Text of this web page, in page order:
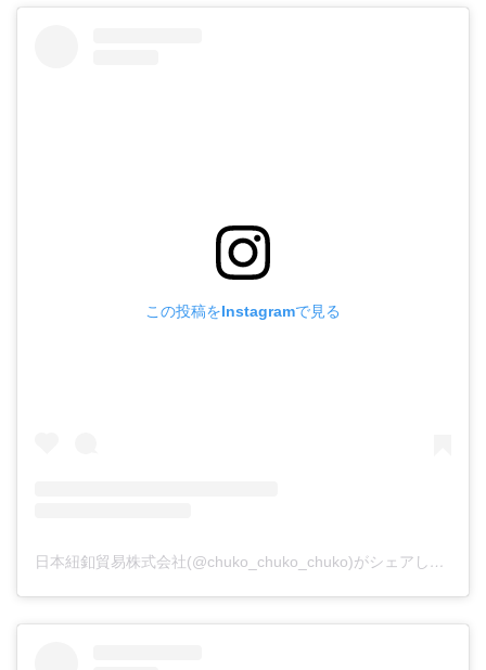
この投稿をInstagramで見る
日本紐釦貿易株式会社(@chuko_chuko_chuko)がシェアした投稿